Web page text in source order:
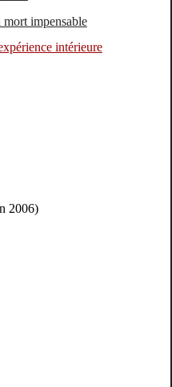
impensable
intérieure
2006)